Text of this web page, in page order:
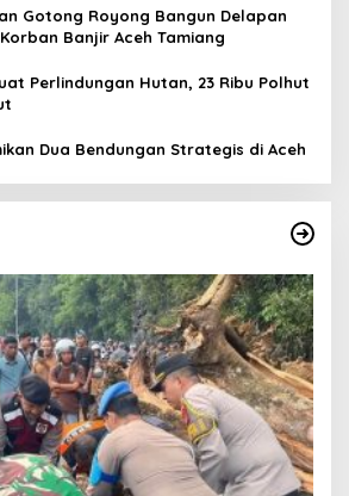
Gotong Royong Bangun Delapan
Banjir Aceh Tamiang
Perlindungan Hutan, 23 Ribu Polhut
Dua Bendungan Strategis di Aceh